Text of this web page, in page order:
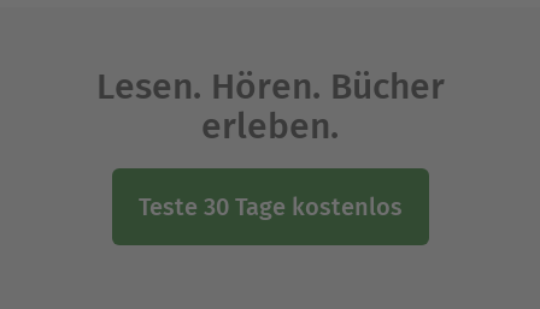
Lesen. Hören. Bücher
erleben.
Teste 30 Tage kostenlos